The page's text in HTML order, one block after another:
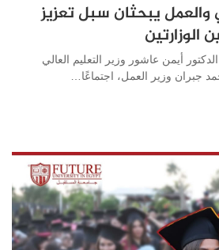
والعمل يبحثان سبل تعزيز
الوزارتين
أيمن عاشور وزير التعليم العالي
جبران وزير العمل، اجتماعًا…